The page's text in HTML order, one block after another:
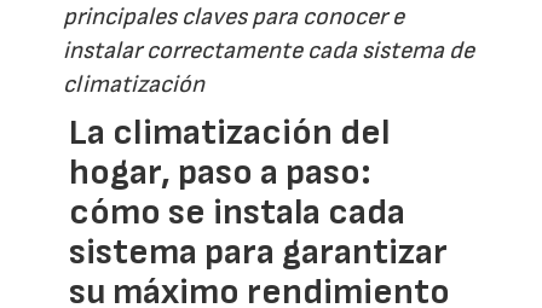
principales claves para conocer e
instalar correctamente cada sistema de
climatización
La climatización del
hogar, paso a paso:
cómo se instala cada
sistema para garantizar
su máximo rendimiento